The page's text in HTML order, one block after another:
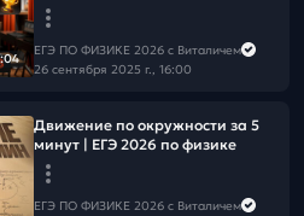
ЕГЭ ПО ФИЗИКЕ 2026 с Виталичем
26 сентября 2025 г., 16:00
Движение по окружности за 5
минут | ЕГЭ 2026 по физике
ЕГЭ ПО ФИЗИКЕ 2026 с Виталичем